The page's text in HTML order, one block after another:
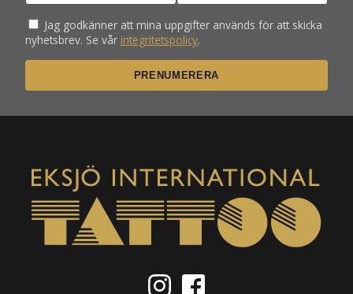
Jag godkänner att mina uppgifter används för att skicka
nyhetsbrev. Se vår integritetspolicy.